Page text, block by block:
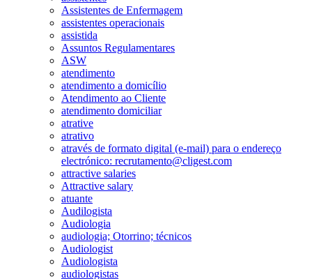
Assistentes de Enfermagem
assistentes operacionais
assistida
Assuntos Regulamentares
ASW
atendimento
atendimento a domicílio
Atendimento ao Cliente
atendimento domiciliar
atrative
atrativo
através de formato digital (e-mail) para o endereço
electrónico: recrutamento@cligest.com
attractive salaries
Attractive salary
atuante
Audilogista
Audiologia
audiologia; Otorrino; técnicos
Audiologist
Audiologista
audiologistas